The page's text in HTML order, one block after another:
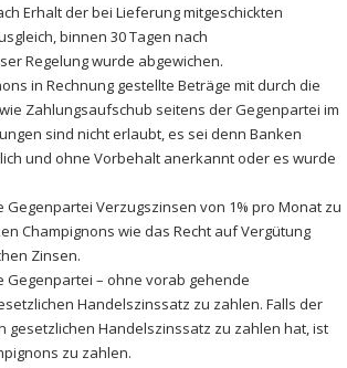
Erhalt der bei Lieferung mitgeschickten
binnen 30 Tagen nach
Regelung wurde abgewichen.
in Rechnung gestellte Beträge mit durch die
Zahlungsaufschub seitens der Gegenpartei im
sind nicht erlaubt, es sei denn Banken
und ohne Vorbehalt anerkannt oder es wurde
Verzugszinsen von 1% pro Monat zu
Champignons wie das Recht auf Vergütung
Zinsen.
Gegenpartei – ohne vorab gehende
Handelszinssatz zu zahlen. Falls der
gesetzlichen Handelszinssatz zu zahlen hat, ist
zu zahlen.